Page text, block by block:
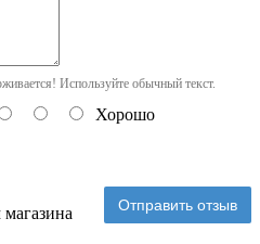
Используйте обычный текст.
Хорошо
Отправить отзыв